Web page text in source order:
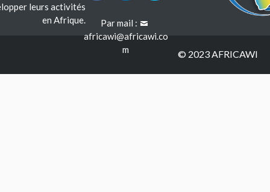
leurs activités
en Afrique.
Par mail :
africawi@africawi.co
m
© 2023 AFRICAWI